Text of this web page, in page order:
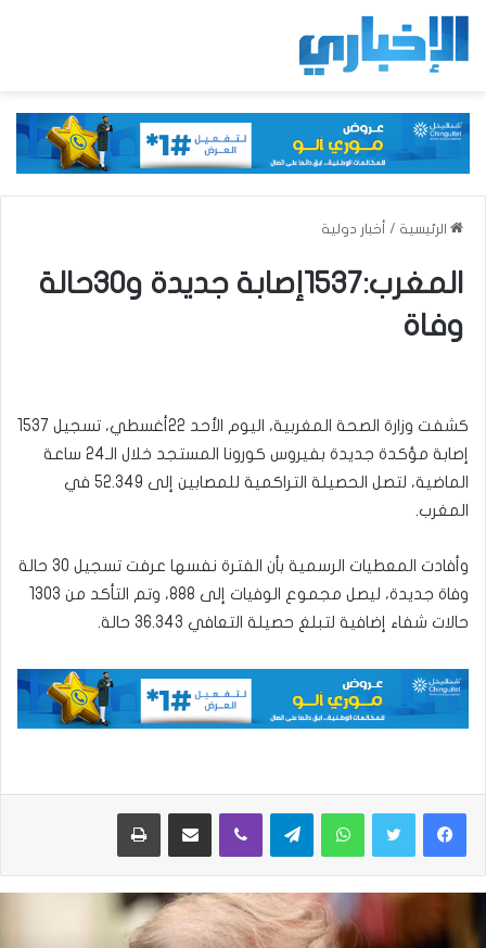
الرئيسية / أخبار دولية
المغرب:1537إصابة جديدة و30حالة
وفاة
كشفت وزارة الصحة المغربية، اليوم الأحد 22أغسطي، تسجيل 1537
إصابة مؤكدة جديدة بفيروس كورونا المستجد خلال الـ24 ساعة
الماضية، لتصل الحصيلة التراكمية للمصابين إلى 52.349 في
المغرب.
وأفادت المعطيات الرسمية بأن الفترة نفسها عرفت تسجيل 30 حالة
وفاة جديدة، ليصل مجموع الوفيات إلى 888، وتم التأكد من 1303
حالات شفاء إضافية لتبلغ حصيلة التعافي 36.343 حالة.
واتساب تيلقرام ڤايبر مشاركة عبر البريد طباعة